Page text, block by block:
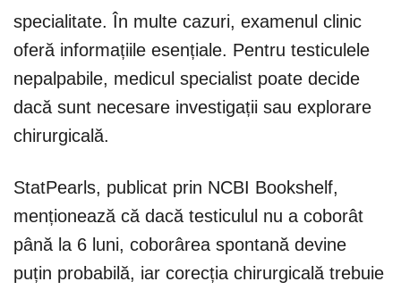
specialitate. În multe cazuri, examenul clinic
oferă informațiile esențiale. Pentru testiculele
nepalpabile, medicul specialist poate decide
dacă sunt necesare investigații sau explorare
chirurgicală.
StatPearls, publicat prin NCBI Bookshelf,
menționează că dacă testiculul nu a coborât
până la 6 luni, coborârea spontană devine
puțin probabilă, iar corecția chirurgicală trebuie